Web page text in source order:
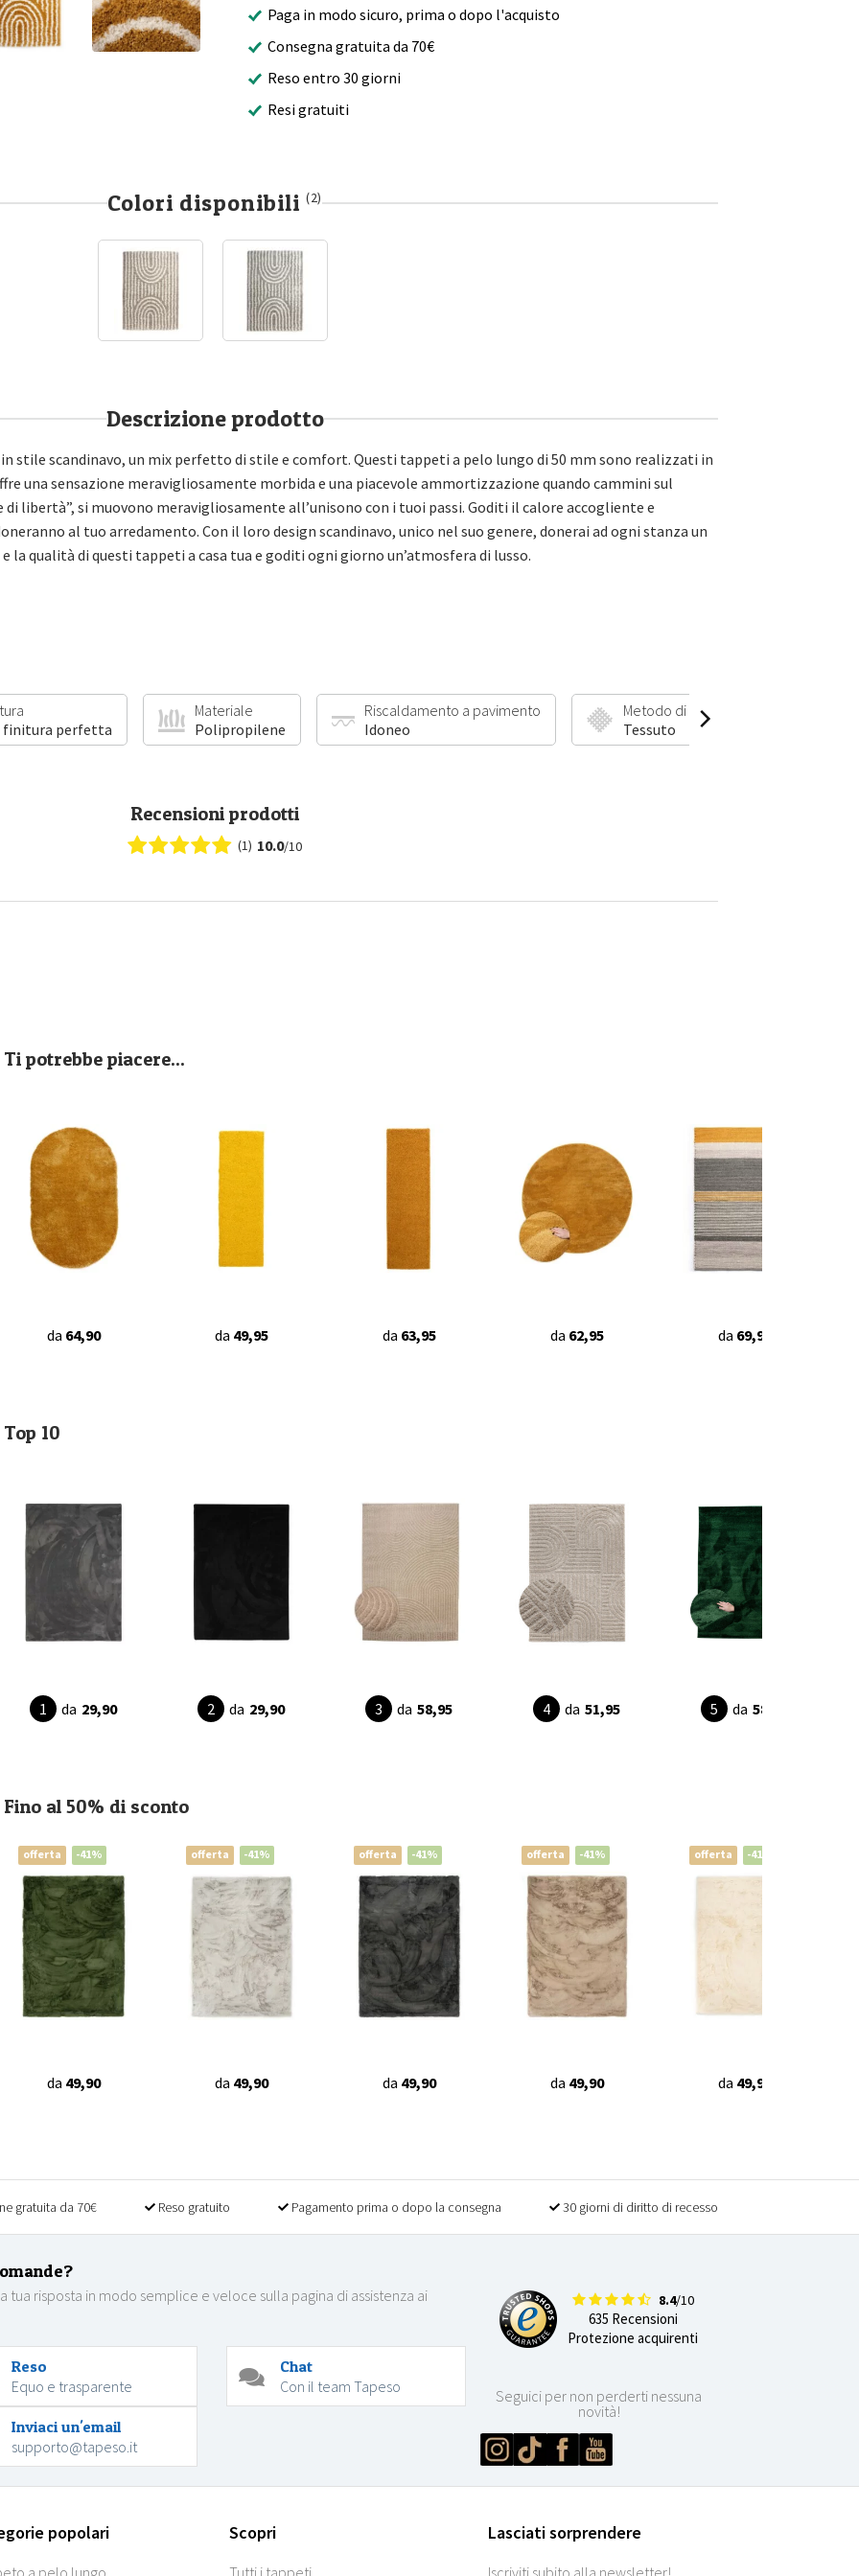
Paga in modo sicuro, prima o dopo l'acquisto
Consegna gratuita da 70€
Reso entro 30 giorni
Resi gratuiti
Colori disponibili (2)
Descrizione prodotto
stile scandinavo, un mix perfetto di stile e comfort. Questi tappeti a pelo lungo di 50 mm sono realizzati in
una sensazione meravigliosamente morbida e una piacevole ammortizzazione quando cammini sul
libertà”, si muovono meravigliosamente all’unisono con i tuoi passi. Goditi il calore accogliente e
al tuo arredamento. Con il loro design scandinavo, unico nel suo genere, donerai ad ogni stanza un
la qualità di questi tappeti a casa tua e goditi ogni giorno un’atmosfera di lusso.
finitura perfetta
Materiale
Polipropilene
Riscaldamento a pavimento
Idoneo
Metodo di produzione
Tessuto
Recensioni prodotti
(1) 10.0/10
Ti potrebbe piacere...
da 64,90 da 49,95 da 63,95 da 62,95 da 69,90
Top 10
da 29,90 da 29,90 da 58,95 da 51,95 da 58,95
Fino al 50% di sconto
offerta -41%
da 49,90
offerta -41%
da 49,90
offerta -41%
da 49,90
offerta -41%
da 49,90
offerta -41%
da 49,90
gratuita da 70€ Reso gratuito Pagamento prima o dopo la consegna 30 giorni di diritto di recesso
tua risposta in modo semplice e veloce sulla pagina di assistenza ai
Reso
Equo e trasparente
Chat
Con il team Tapeso
Inviaci un'email
supporto@tapeso.it
8.4/10
635 Recensioni
Protezione acquirenti
Seguici per non perderti nessuna
novità!
popolari
a pelo lungo
Scopri
Tutti i tappeti
Lasciati sorprendere
Iscriviti subito alla newsletter!